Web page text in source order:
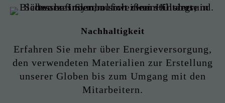
Nachhaltigkeit
Erfahren Sie mehr über Energieversorgung,
den verwendeten Materialien zur Erstellung
unserer Globen bis zum Umgang mit den
Mitarbeitern.